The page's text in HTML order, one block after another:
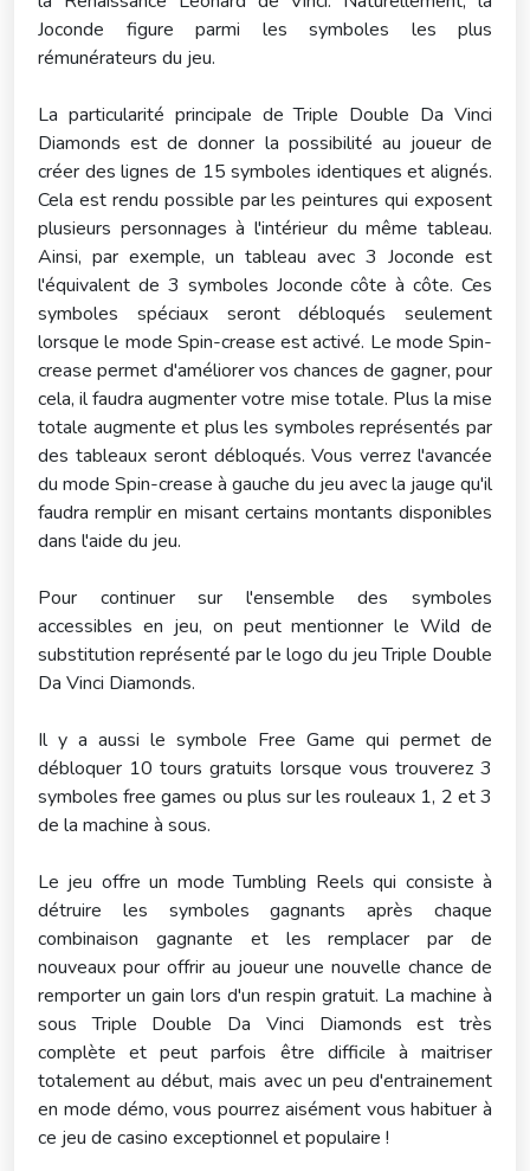
Joconde figure parmi les symboles les plus
rémunérateurs du jeu.
La particularité principale de Triple Double Da Vinci
Diamonds est de donner la possibilité au joueur de
créer des lignes de 15 symboles identiques et alignés.
Cela est rendu possible par les peintures qui exposent
plusieurs personnages à l'intérieur du même tableau.
Ainsi, par exemple, un tableau avec 3 Joconde est
l'équivalent de 3 symboles Joconde côte à côte. Ces
symboles spéciaux seront débloqués seulement
lorsque le mode Spin-crease est activé. Le mode Spin-
crease permet d'améliorer vos chances de gagner, pour
cela, il faudra augmenter votre mise totale. Plus la mise
totale augmente et plus les symboles représentés par
des tableaux seront débloqués. Vous verrez l'avancée
du mode Spin-crease à gauche du jeu avec la jauge qu'il
faudra remplir en misant certains montants disponibles
dans l'aide du jeu.
Pour continuer sur l'ensemble des symboles
accessibles en jeu, on peut mentionner le Wild de
substitution représenté par le logo du jeu Triple Double
Da Vinci Diamonds.
Il y a aussi le symbole Free Game qui permet de
débloquer 10 tours gratuits lorsque vous trouverez 3
symboles free games ou plus sur les rouleaux 1, 2 et 3
de la machine à sous.
Le jeu offre un mode Tumbling Reels qui consiste à
détruire les symboles gagnants après chaque
combinaison gagnante et les remplacer par de
nouveaux pour offrir au joueur une nouvelle chance de
remporter un gain lors d'un respin gratuit. La machine à
sous Triple Double Da Vinci Diamonds est très
complète et peut parfois être difficile à maitriser
totalement au début, mais avec un peu d'entrainement
en mode démo, vous pourrez aisément vous habituer à
ce jeu de casino exceptionnel et populaire !